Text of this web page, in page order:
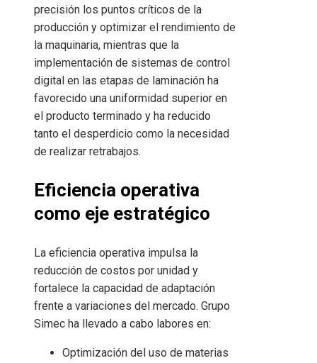
precisión los puntos críticos de la
producción y optimizar el rendimiento de
la maquinaria, mientras que la
implementación de sistemas de control
digital en las etapas de laminación ha
favorecido una uniformidad superior en
el producto terminado y ha reducido
tanto el desperdicio como la necesidad
de realizar retrabajos.
Eficiencia operativa
como eje estratégico
La eficiencia operativa impulsa la
reducción de costos por unidad y
fortalece la capacidad de adaptación
frente a variaciones del mercado. Grupo
Simec ha llevado a cabo labores en:
Optimización del uso de materias